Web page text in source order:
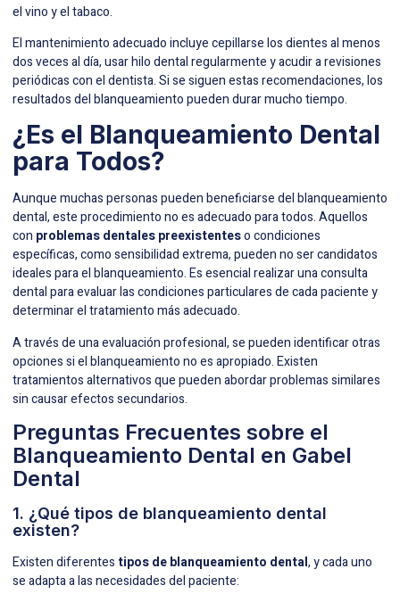
el vino y el tabaco.
El mantenimiento adecuado incluye cepillarse los dientes al menos
dos veces al día, usar hilo dental regularmente y acudir a revisiones
periódicas con el dentista. Si se siguen estas recomendaciones, los
resultados del blanqueamiento pueden durar mucho tiempo.
¿Es el Blanqueamiento Dental
para Todos?
Aunque muchas personas pueden beneficiarse del blanqueamiento
dental, este procedimiento no es adecuado para todos. Aquellos
con problemas dentales preexistenteso condiciones
específicas, como sensibilidad extrema, pueden no ser candidatos
ideales para el blanqueamiento. Es esencial realizar una consulta
dental para evaluar las condiciones particulares de cada paciente y
determinar el tratamiento más adecuado.
A través de una evaluación profesional, se pueden identificar otras
opciones si el blanqueamiento no es apropiado. Existen
tratamientos alternativos que pueden abordar problemas similares
sin causar efectos secundarios.
Preguntas Frecuentes sobre el
Blanqueamiento Dental en Gabel
Dental
1. ¿Qué tipos de blanqueamiento dental
existen?
Existen diferentes tipos de blanqueamiento dental, y cada uno
se adapta a las necesidades del paciente: